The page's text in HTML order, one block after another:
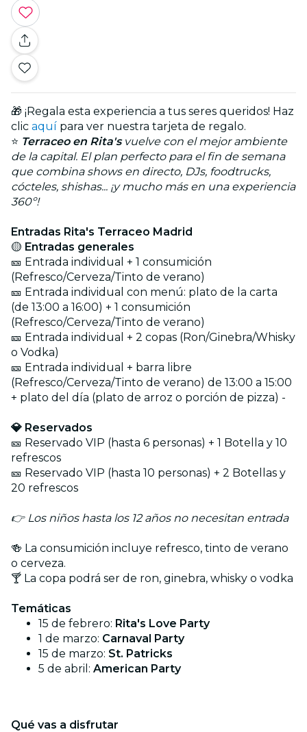
🎁 ¡Regala esta experiencia a tus seres queridos! Haz
clic aquí para ver nuestra tarjeta de regalo.
⭐ Terraceo en Rita'svuelve con el mejor ambiente
de la capital. El plan perfecto para el fin de semana
que combina shows en directo, DJs, foodtrucks,
cócteles, shishas... ¡y mucho más en una experiencia
360º!
Entradas Rita's Terraceo Madrid
🟡 Entradas generales
🎫 Entrada individual + 1 consumición
(Refresco/Cerveza/Tinto de verano)
🎫 Entrada individual con menú: plato de la carta
(de 13:00 a 16:00) + 1 consumición
(Refresco/Cerveza/Tinto de verano)
🎫 Entrada individual + 2 copas (Ron/Ginebra/Whisky
o Vodka)
🎫 Entrada individual + barra libre
(Refresco/Cerveza/Tinto de verano) de 13:00 a 15:00
+ plato del día (plato de arroz o porción de pizza) -
💎 Reservados
🎫 Reservado VIP (hasta 6 personas) + 1 Botella y 10
refrescos
🎫 Reservado VIP (hasta 10 personas) + 2 Botellas y
20 refrescos
👉 Los niños hasta los 12 años no necesitan entrada
🍻 La consumición incluye refresco, tinto de verano
o cerveza.
🍸 La copa podrá ser de ron, ginebra, whisky o vodka
Temáticas
15 de febrero: Rita's Love Party
1 de marzo: Carnaval Party
15 de marzo: St. Patricks
5 de abril: American Party
Qué vas a disfrutar